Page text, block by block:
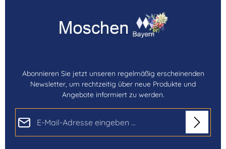
Abonnieren Sie jetzt unseren regelmäßig erscheinenden
Newsletter, um rechtzeitig über neue Produkte und
Angebote informiert zu werden.